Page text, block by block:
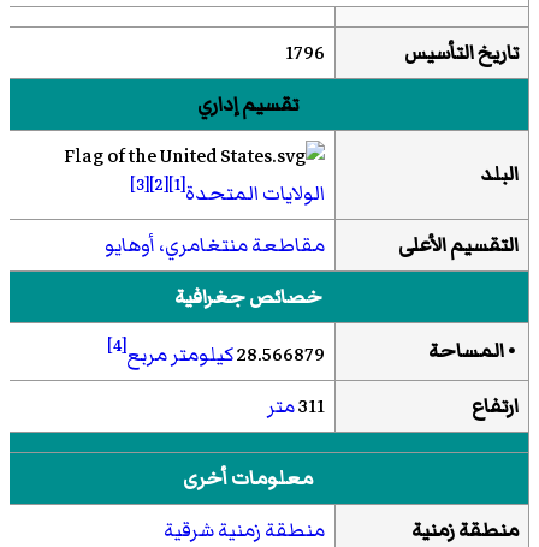
تاريخ التأسيس
1796
تقسيم إداري
البلد
الولايات المتحدة[1]
[2]
[3]
التقسيم الأعلى
مقاطعة منتغامري، أوهايو
خصائص جغرافية
• المساحة
28.566879كيلومتر مربع[4]
ارتفاع 311متر
معلومات أخرى
منطقة زمنية
منطقة زمنية شرقية